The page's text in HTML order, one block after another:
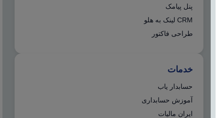
پنل پیامک
CRM لینک به هلو
طراحی فاکتور
خدمات
حسابدار یاب
آموزش حسابداری
ایران مالیات